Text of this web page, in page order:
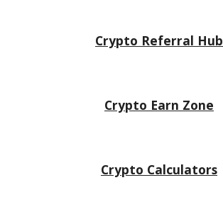
Crypto Referral Hub
Crypto Earn Zone
Crypto Calculators